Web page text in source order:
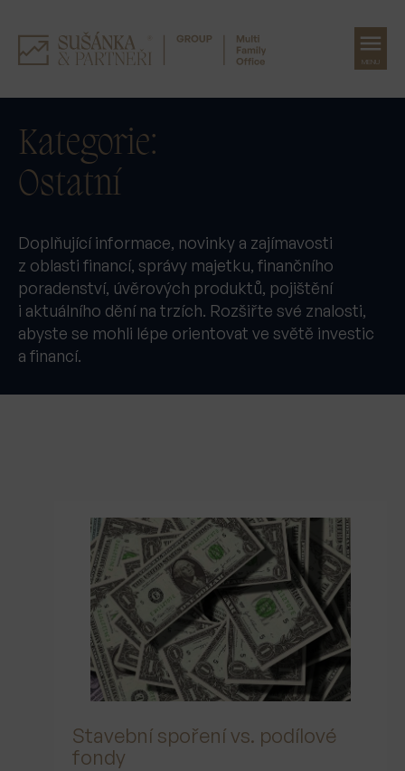
obsah
MENU
Kategorie:
Ostatní
Doplňující informace, novinky a zajímavosti
z oblasti financí, správy majetku, finančního
poradenství, úvěrových produktů, pojištění
i aktuálního dění na trzích. Rozšiřte své znalosti,
abyste se mohli lépe orientovat ve světě investic
a financí.
Stavební spoření vs. podílové
fondy